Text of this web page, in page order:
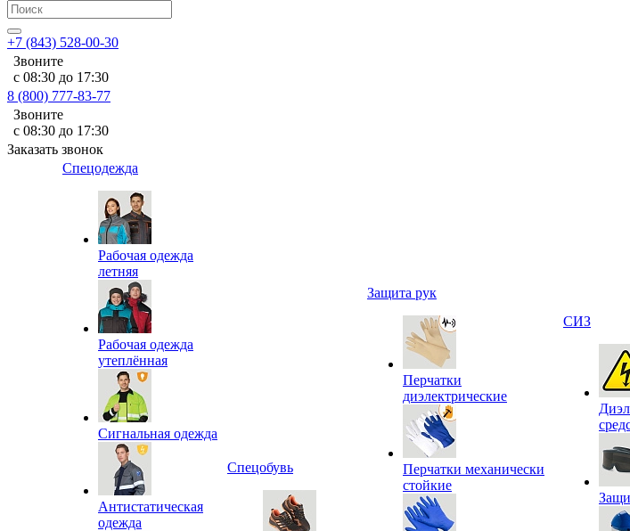
+7 (843) 528-00-30
Звоните
с 08:30 до 17:30
8 (800) 777-83-77
Звоните
с 08:30 до 17:30
Заказать звонок
Спецодежда
Рабочая одежда
летняя
Рабочая одежда
утеплённая
Сигнальная одежда
Антистатическая
одежда
Спецобувь
Защита рук
Перчатки
диэлектрические
Перчатки механически
стойкие
СИЗ